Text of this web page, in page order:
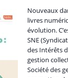
Nouveaux
livres
évolution.
SNE
des Intérêts
gestion
Société des